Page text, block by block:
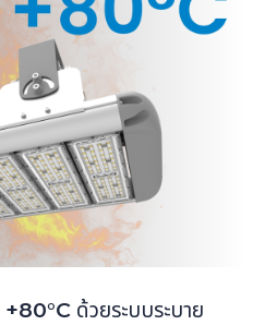
+80°C ด้วยระบบระบาย